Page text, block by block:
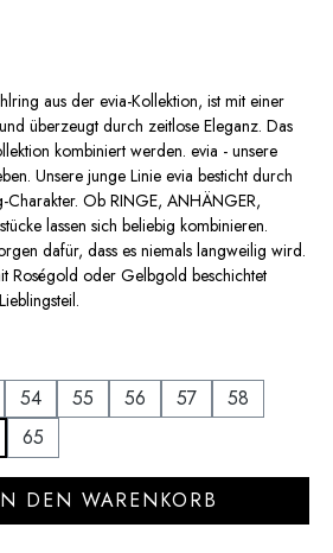
aus der evia-Kollektion, ist mit einer
überzeugt durch zeitlose Eleganz. Das
kombiniert werden. evia - unsere
Unsere junge Linie evia besticht durch
Ob RINGE, ANHÄNGER,
lassen sich beliebig kombinieren.
dafür, dass es niemals langweilig wird.
Roségold oder Gelbgold beschichtet
54 55 56 57
58
65
gewünschten Wert ein
DEN WARENKORB